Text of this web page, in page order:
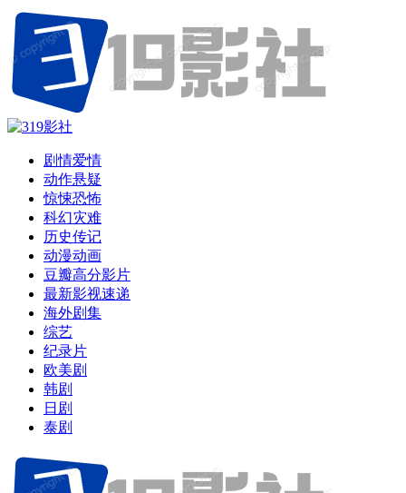
剧情爱情
动作悬疑
惊悚恐怖
科幻灾难
历史传记
动漫动画
豆瓣高分影片
最新影视速递
海外剧集
综艺
纪录片
欧美剧
韩剧
日剧
泰剧